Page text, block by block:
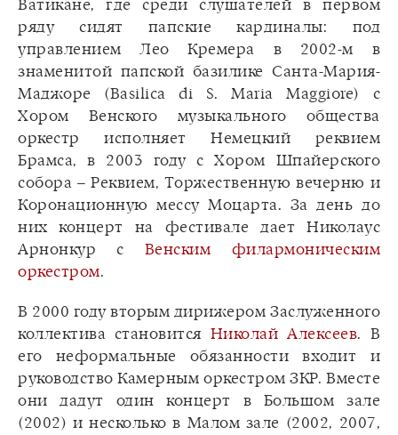
Ватикане, где среди слушателей в первом
ряду сидят папские кардиналы: под
управлением Лео Кремера в 2002-м в
знаменитой папской базилике Санта-Мария-
Маджоре (Basilica di S. Maria Maggiore) с
Хором Венского музыкального общества
оркестр исполняет Немецкий реквием
Брамса, в 2003 году с Хором Шпайерского
собора – Реквием, Торжественную вечерню и
Коронационную мессу Моцарта. За день до
них концерт на фестивале дает Николаус
Арнонкур с Венским филармоническим
оркестром.
В 2000 году вторым дирижером Заслуженного
коллектива становится Николай Алексеев. В
его неформальные обязанности входит и
руководство Камерным оркестром ЗКР. Вместе
они дадут один концерт в Большом зале
(2002) и несколько в Малом зале (2002, 2007,